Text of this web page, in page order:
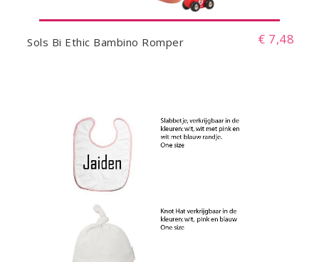
Sols Bi Ethic Bambino Romper € 7,48